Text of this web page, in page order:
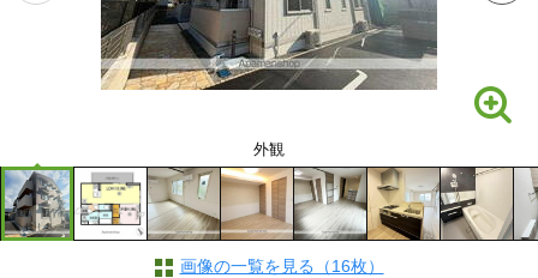
外観
画像の一覧を見る（16枚）